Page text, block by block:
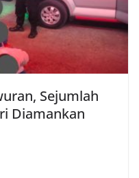
Sejumlah
Diamankan